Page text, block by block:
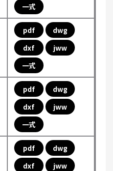
一式
pdf
dwg
dxf
jww
一式
pdf
dwg
dxf
jww
一式
pdf
dwg
dxf
jww